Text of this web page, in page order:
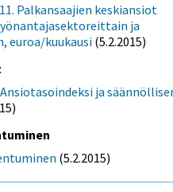
Palkansaajien keskiansiot
ja
euroa/kuukausi(5.2.2015)
ja
(5.2.2015)